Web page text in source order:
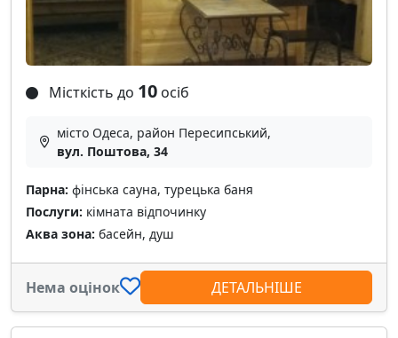
Місткість до 10 осіб
місто Одеса, район Пересипський,
вул. Поштова, 34
Парна: фінська сауна, турецька баня
Послуги: кімната відпочинку
Аква зона: басейн, душ
Нема оцінок ДЕТАЛЬНІШЕ